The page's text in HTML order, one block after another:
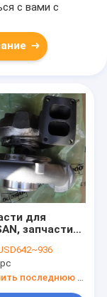
с вами с
для
запчасти
7051